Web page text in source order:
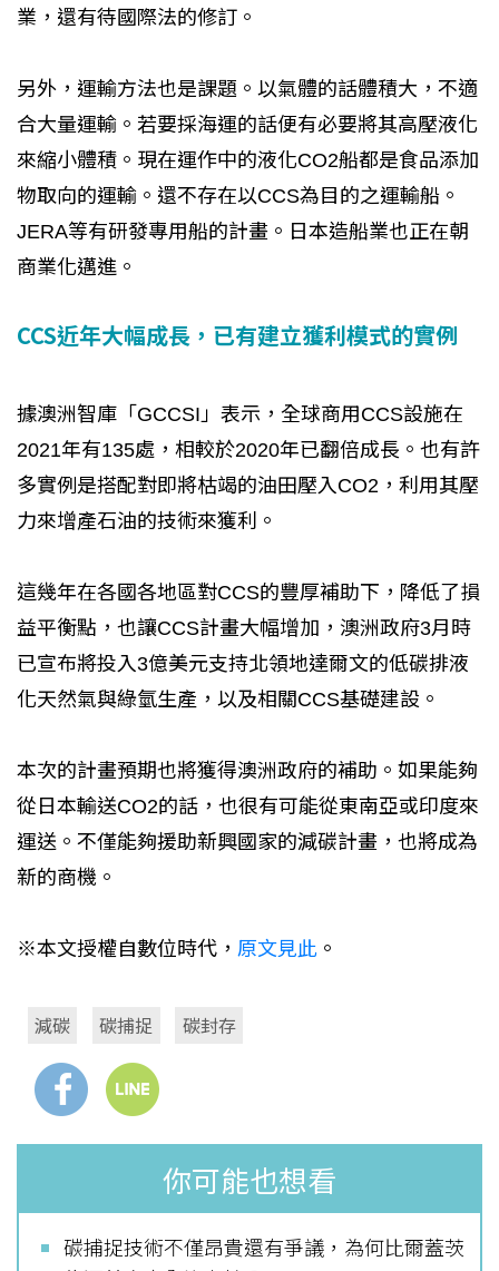
業，還有待國際法的修訂。
另外，運輸方法也是課題。以氣體的話體積大，不適
合大量運輸。若要採海運的話便有必要將其高壓液化
來縮小體積。現在運作中的液化CO2船都是食品添加
物取向的運輸。還不存在以CCS為目的之運輸船。
JERA等有研發專用船的計畫。日本造船業也正在朝
商業化邁進。
CCS近年大幅成長，已有建立獲利模式的實例
據澳洲智庫「GCCSI」表示，全球商用CCS設施在
2021年有135處，相較於2020年已翻倍成長。也有許
多實例是搭配對即將枯竭的油田壓入CO2，利用其壓
力來增產石油的技術來獲利。
這幾年在各國各地區對CCS的豐厚補助下，降低了損
益平衡點，也讓CCS計畫大幅增加，澳洲政府3月時
已宣布將投入3億美元支持北領地達爾文的低碳排液
化天然氣與綠氫生產，以及相關CCS基礎建設。
本次的計畫預期也將獲得澳洲政府的補助。如果能夠
從日本輸送CO2的話，也很有可能從東南亞或印度來
運送。不僅能夠援助新興國家的減碳計畫，也將成為
新的商機。
※本文授權自數位時代， 原文見此 。
減碳 碳捕捉 碳封存
你可能也想看
碳捕捉技術不僅昂貴還有爭議，為何比爾蓋茨